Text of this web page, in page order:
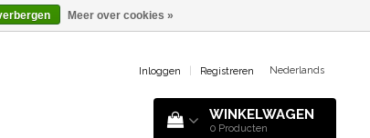
Inloggen Registreren Nederlands
WINKELWAGEN
0 Producten
Meer over cookies »